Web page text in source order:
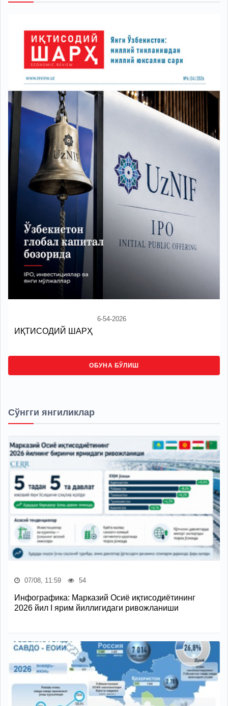
6-54-2026
ИҚТИСОДИЙ ШАРҲ
ОБУНА БЎЛИШ
Сўнгги янгиликлар
07/08, 11:59 54
Инфографика: Марказий Осиё иқтисодиётининг
2026 йил I ярим йиллигидаги ривожланиши